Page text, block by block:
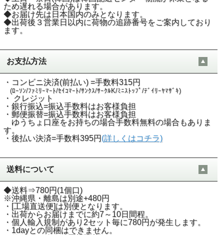
ため遅れる場合があります。
◆お届け先は日本国内のみとなります。
◆出荷後３営業日以内に荷物の追跡番号をご案内しており
ます。
お支払方法
・コンビニ決済(前払い) =手数料315円
(ﾛｰｿﾝ/ﾌｧﾐﾘｰﾏｰﾄ/ｾｲｺﾏｰﾄ/ｻﾝｸｽ/ｻｰｸﾙK/ﾐﾆｽﾄｯﾌﾟ/ﾃﾞｲﾘｰﾔﾏｻﾞｷ)
・ クレジット
・銀行振込=振込手数料はお客様負担
・郵便振替=振込手数料はお客様負担
ゆうちょ口座をお持ちの場合手数料無料の場合もありま
す。
・後払い決済=手数料395円(詳しくはコチラ)
送料について
◆送料⇒780円(1個口)
※沖縄県・離島は別途+480円
・[工場直送便]は別便となります。
・出荷からお届けまでに約7～10日間程。
・個人輸入規制があり2セット毎に780円が発生します。
・1dayとの同梱はできません。